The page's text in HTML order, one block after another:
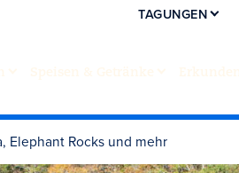
TAGUNGEN
Elephant Rocks und mehr